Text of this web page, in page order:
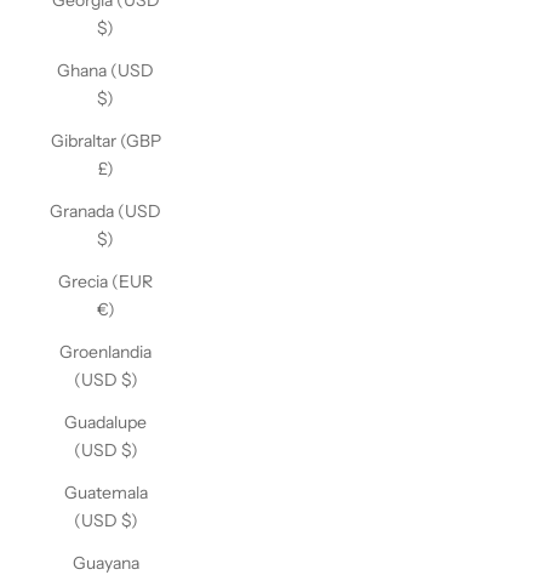
$)
Ghana (USD
$)
Gibraltar (GBP
£)
Granada (USD
$)
Grecia (EUR
€)
Groenlandia
(USD $)
Guadalupe
(USD $)
Guatemala
(USD $)
Guayana